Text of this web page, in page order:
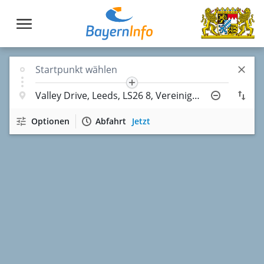
Optionen Abfahrt Jetzt